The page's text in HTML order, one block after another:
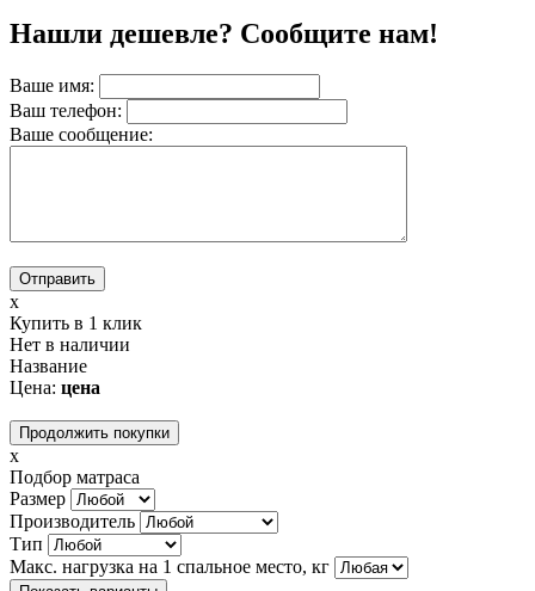
Нашли дешевле? Сообщите нам!
Ваше имя:
Ваш телефон:
Вашe сообщение:
x
Купить в 1 клик
Нет в наличии
Название
Цена: цена
Продолжить покупки
x
Подбор матраса
Размер
Производитель
Тип
Макс. нагрузка на 1 спальное место, кг